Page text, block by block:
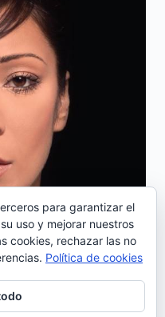
presentación
Raquel
años sin
en los
para garantizar el
uso y mejorar nuestros
cookies, rechazar las no
Política de cookies